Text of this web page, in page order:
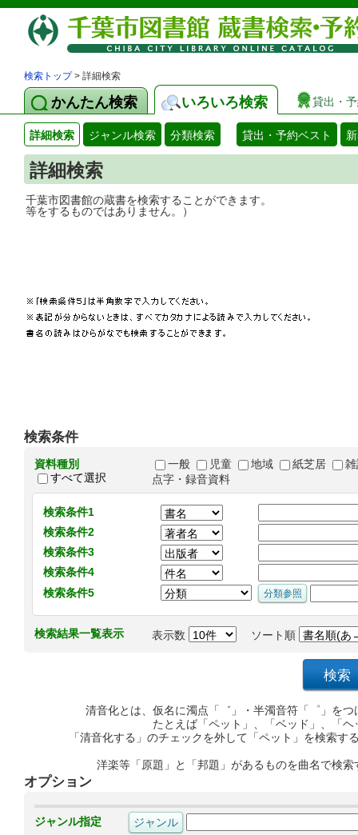
検索トップ> 詳細検索
かんたん検索 いろいろ検索 貸出・
詳細検索 ジャンル検索 分類検索 貸出・予約ベスト
詳細検索
千葉市図書館の蔵書を検索することがで
等をするものではありません。）
検索条件
資料種別
すべて選択
一般 児童 地域 紙芝居
点字・録音資料
検索条件1
検索条件2
検索条件3
検索条件4
検索条件5
検索結果一覧表示 表示数 ソート順
清音化とは、仮名に濁点「゛」・半濁音符「゜」を
たとえば「ペット」、「ベッド」、「
「清音化する」のチェックを外して「ペット」を検索
洋楽等「原題」と「邦題」があるものを曲名で検
オプション
ジャンル指定